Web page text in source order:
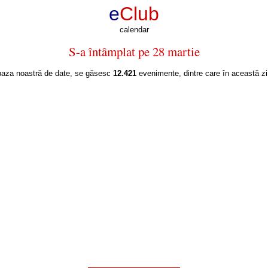
eClub
calendar
S-a întâmplat pe 28 martie
noastră de date, se găsesc 12.421evenimente, dintre care în această zi